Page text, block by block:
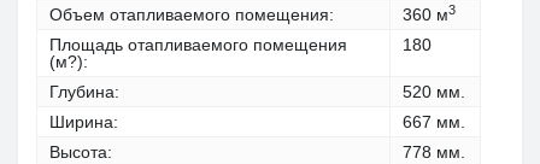
Объем отапливаемого помещения:
360 м3
Площадь отапливаемого помещения
(м?):
180
Глубина:
520 мм.
Ширина:
667 мм.
Высота:
778 мм.